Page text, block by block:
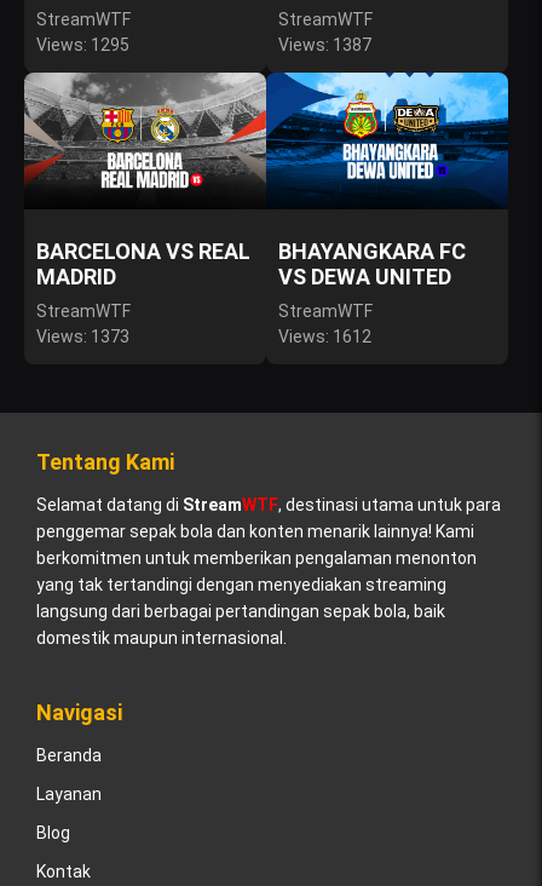
StreamWTF
Views: 1295
StreamWTF
Views: 1387
BARCELONA VS REAL
MADRID
StreamWTF
Views: 1373
BHAYANGKARA FC
VS DEWA UNITED
StreamWTF
Views: 1612
Tentang Kami
Selamat datang di StreamWTF, destinasi utama untuk para
penggemar sepak bola dan konten menarik lainnya! Kami
berkomitmen untuk memberikan pengalaman menonton
yang tak tertandingi dengan menyediakan streaming
langsung dari berbagai pertandingan sepak bola, baik
domestik maupun internasional.
Navigasi
Beranda
Layanan
Blog
Kontak